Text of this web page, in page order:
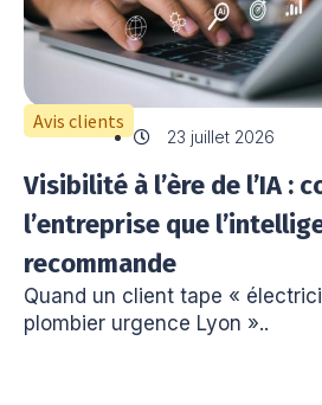
Avis clients
23 juillet 2026
Visibilité à l’ère de l’IA :
l’entreprise que
recommande
Quand un client tape «
plombier urgence Lyon »..